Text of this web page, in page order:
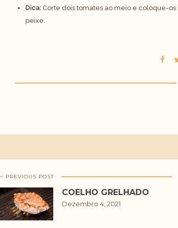
Dica: Corte dois tomates ao meio e coloque-
peixe.
< PREVIOUS POST
COELHO GRELHADO
Dezembro 4, 2021